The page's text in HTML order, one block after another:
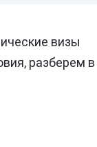
визы
разберем в